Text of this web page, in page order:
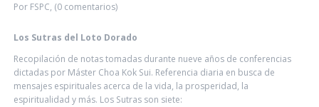
Por FSPC, (0 comentarios)
Los Sutras del Loto Dorado
Recopilación de notas tomadas durante nueve años de conferencias
dictadas por Máster Choa Kok Sui. Referencia diaria en busca de
mensajes espirituales acerca de la vida, la prosperidad, la
espiritualidad y más. Los Sutras son siete: